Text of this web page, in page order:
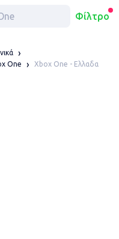
Φίλτρο
One Xbox One - Ελλαδα